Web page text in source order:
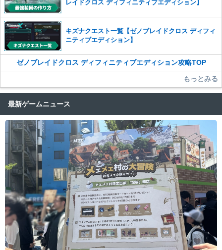
レイドクロス ディフィニティブエディション】
キズナクエスト一覧【ゼノブレイドクロス ディフィ
ニティブエディション】
ゼノブレイドクロス ディフィニティブエディション攻略TOP
もっとみる
最新ゲームニュース